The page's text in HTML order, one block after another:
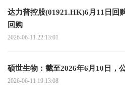
达力普控股(01921.HK)6月11日回
回购
2026-06-11 22:13:01
硕世生物：截至2026年6月10日，
2026-06-11 19:13:08